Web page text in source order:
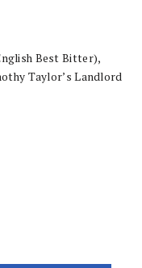
Best Bitter),
Taylor’s Landlord